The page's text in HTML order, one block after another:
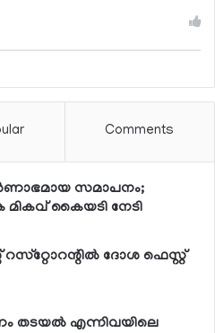
Comments
സമാപനം;
കൈയടി നേടി
ദോശ ഫെസ്റ്റ്
തടയല്‍ എന്നിവയിലെ